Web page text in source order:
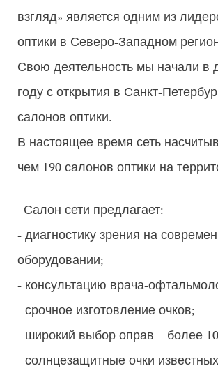
взгляд» является одним из
оптики в Северо-Западном
Свою деятельность мы начали в
году с открытия в Санкт-
салонов оптики.
В настоящее время сеть
чем 190 салонов оптики на
Салон сети предлагает:
- диагностику зрения на
оборудовании;
- консультацию врача-
- срочное изготовление очков;
- широкий выбор оправ – более
- солнцезащитные очки